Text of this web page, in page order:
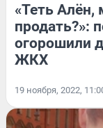
«Теть
продать?»:
огорошили
ЖКХ
19 ноября, 2022,